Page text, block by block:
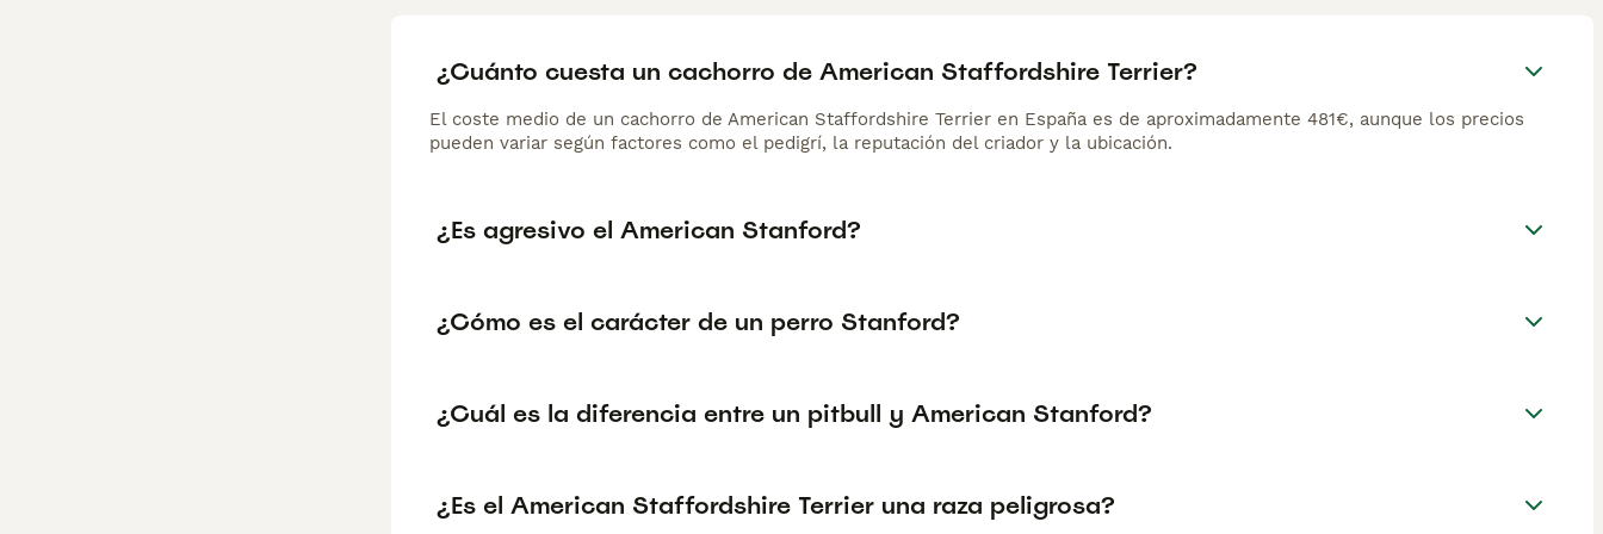
¿Cuánto cuesta un cachorro de American Staffordshire Terrier?
El coste medio de un cachorro de American Staffordshire Terrier en España es de aproximadamente 481€, aunque los precios
pueden variar según factores como el pedigrí, la reputación del criador y la ubicación.
¿Es agresivo el American Stanford?
¿Cómo es el carácter de un perro Stanford?
¿Cuál es la diferencia entre un pitbull y American Stanford?
¿Es el American Staffordshire Terrier una raza peligrosa?